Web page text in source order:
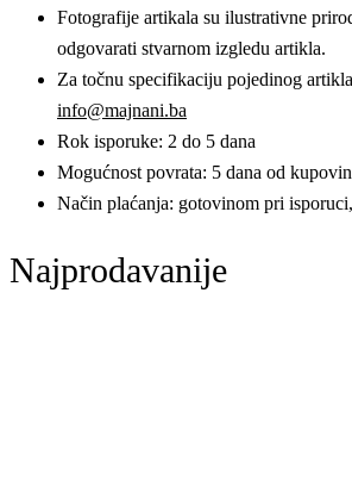
Fotografije artikala su ilustrativne
odgovarati stvarnom izgledu artikla.
Za točnu specifikaciju pojedinog
info@majnani.ba
Rok isporuke: 2 do 5 dana
Mogućnost povrata: 5 dana od
Način plaćanja: gotovinom pri
Najprodavanije